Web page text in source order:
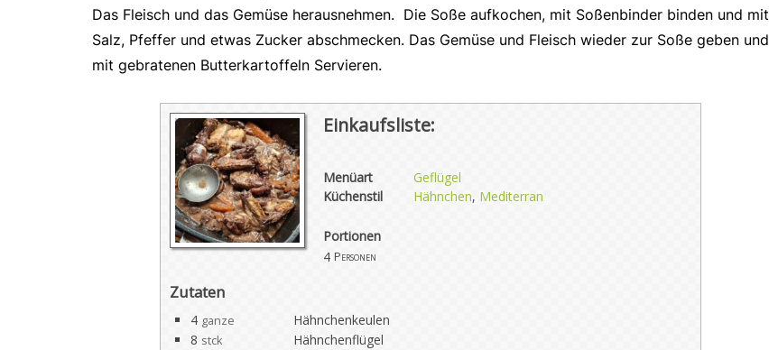
Das Fleisch und das Gemüse herausnehmen. Die Soße aufkochen, mit Soßenbinder binden und mit
Salz, Pfeffer und etwas Zucker abschmecken. Das Gemüse und Fleisch wieder zur Soße geben und
mit gebratenen Butterkartoffeln Servieren.
Einkaufsliste:
Menüart
Geflügel
Küchenstil
Hähnchen, Mediterran
Portionen
4 Personen
Zutaten
4 ganze
Hähnchenkeulen
8 stck
Hähnchenflügel